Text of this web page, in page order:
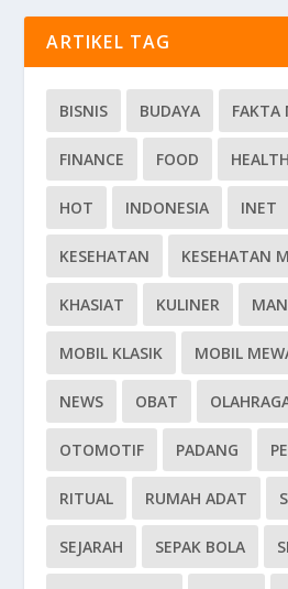
ARTIKEL TAG
BISNIS BUDAYA FAKTA
FINANCE FOOD HEALTH
HOT INDONESIA INET
KESEHATAN KESEHATAN
KHASIAT KULINER
MOBIL KLASIK MOBIL
NEWS OBAT
OTOMOTIF PADANG
RITUAL RUMAH ADAT
SEJARAH SEPAK BOLA